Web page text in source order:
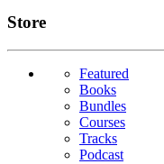
Links
Store
Featured
Books
Bundles
Courses
Tracks
Podcast